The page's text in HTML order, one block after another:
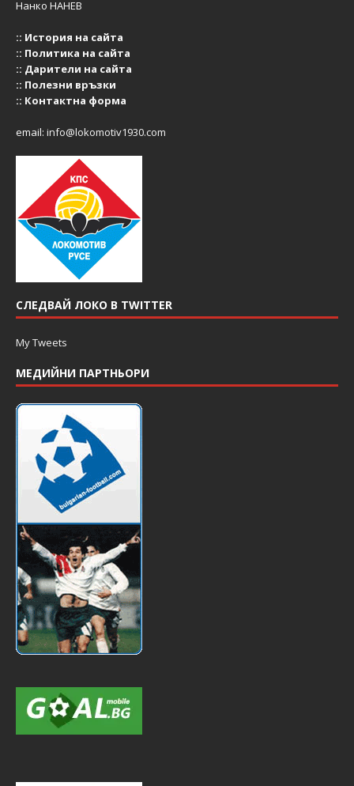
Нанко НАНЕВ
:: История на сайта
:: Политика на сайта
:: Дарители на сайта
:: Полезни връзки
:: Контактна форма
email: info@lokomotiv1930.com
СЛЕДВАЙ ЛОКО В TWITTER
My Tweets
МЕДИЙНИ ПАРТНЬОРИ